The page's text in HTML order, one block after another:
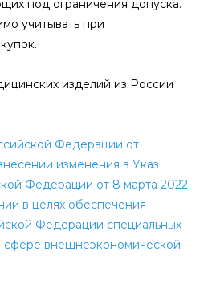
под ограничения допуска.
учитывать при
изделий из России
Федерации от
изменения в Указ
Федерации от 8 марта 2022
в целях обеспечения
Федерации специальных
сфере внешнеэкономической